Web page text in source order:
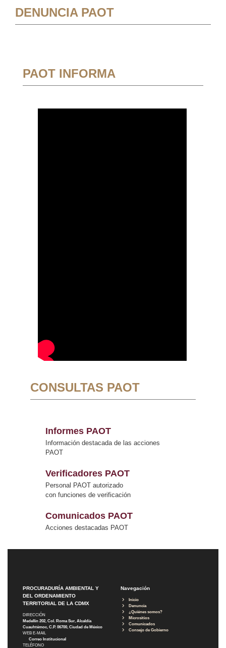
DENUNCIA PAOT
PAOT INFORMA
CONSULTAS PAOT
Informes PAOT
Información destacada de las acciones
PAOT
Verificadores PAOT
Personal PAOT autorizado
con funciones de verificación
Comunicados PAOT
Acciones destacadas PAOT
PROCURADURÍA AMBIENTAL Y
DEL ORDENAMIENTO
TERRITORIAL DE LA CDMX
DIRECCIÓN
Medellín 202, Col. Roma Sur, Alcaldía
Cuauhtémoc, C.P. 06700, Ciudad de México
WEB E-MAIL
Correo Institucional
TELÉFONO
Navegación
Inicio
Denuncia
¿Quiénes somos?
Micrositios
Comunicados
Consejo de Gobierno